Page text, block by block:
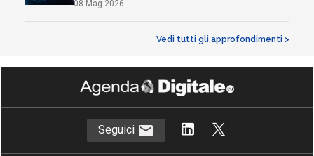
08 Mag 2026
Vedi tutti gli approfondimenti >
Seguici